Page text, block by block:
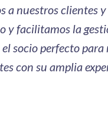
nuestros clientes
facilitamos la
socio perfecto
con su amplia